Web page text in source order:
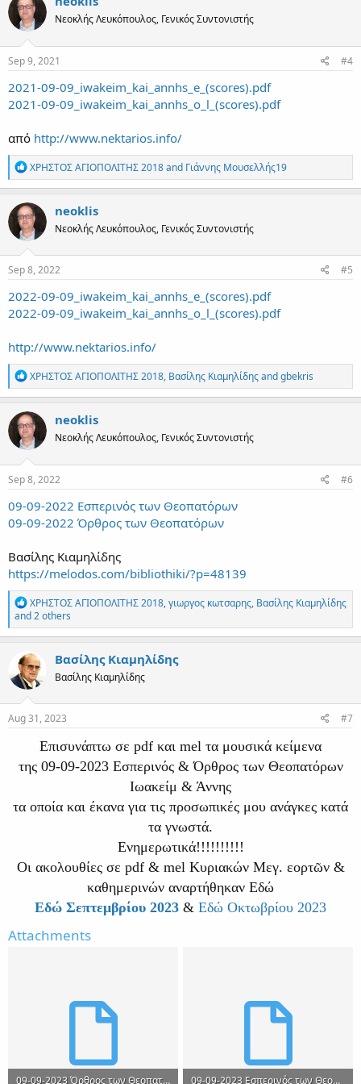
t
i
o
n
s
Νεοκλής Λευκόπουλος, Γενικός Συντονιστής
Sep 9, 2021 #4
2021-09-09_iwakeim_kai_annhs_e_(scores).pdf
2021-09-09_iwakeim_kai_annhs_o_l_(scores).pdf
από http://www.nektarios.info/
R
e
a
c
t
i
o
n
s
ΧΡΗΣΤΟΣ ΑΓΙΟΠΟΛΙΤΗΣ 2018and Γιάννης Μουσελλής19
neoklis
Νεοκλής Λευκόπουλος, Γενικός Συντονιστής
Sep 8, 2022 #5
2022-09-09_iwakeim_kai_annhs_e_(scores).pdf
2022-09-09_iwakeim_kai_annhs_o_l_(scores).pdf
http://www.nektarios.info/
R
e
a
c
t
i
o
n
s
ΧΡΗΣΤΟΣ ΑΓΙΟΠΟΛΙΤΗΣ 2018, Βασίλης Κιαμηλίδηςandgbekris
neoklis
Νεοκλής Λευκόπουλος, Γενικός Συντονιστής
Sep 8, 2022 #6
09-09-2022 Εσπερινός των Θεοπατόρων
09-09-2022 Όρθρος των Θεοπατόρων
Βασίλης Κιαμηλίδης
https://melodos.com/bibliothiki/?p=48139
R
e
a
c
t
i
o
n
s
:
ΧΡΗΣΤΟΣ ΑΓΙΟΠΟΛΙΤΗΣ 2018,γιωργος κωτσαρης, Βασίλης Κιαμηλίδης
and 2 others
Βασίλης Κιαμηλίδης
Βασίλης Κιαμηλίδης
Aug 31, 2023 #7
Επισυνάπτω σε pdf και mel τα μουσικά κείμενα
της 09-09-2023 Εσπερινός & Όρθρος των Θεοπατόρων
Ιωακείμ & Άννης
τα οποία και έκανα για τις προσωπικές μου ανάγκες κατά
τα γνωστά.
Ενημερωτικά!!!!!!!!!!
Οι ακολουθίες σε pdf & mel Κυριακών Μεγ. εορτῶν &
καθημερινών αναρτήθηκαν Εδώ
Εδώ Σεπτεμβρίου 2023 & Εδώ Οκτωβρίου 2023
Attachments
09-09-2023 Όρθρος των Θεοπατόρων Εορτάσιμος .mel
09-09-2023 Εσπερινός των Θεοπατόρων .mel